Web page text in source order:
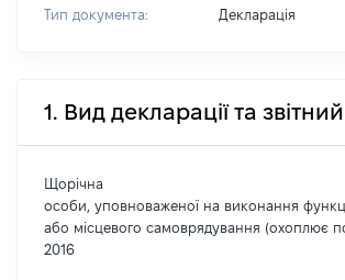
Тип документа: Декларація
1. Вид декларації та
Щорічна
особи, уповноваженої на виконання
або місцевого самоврядування (охоплює
2016